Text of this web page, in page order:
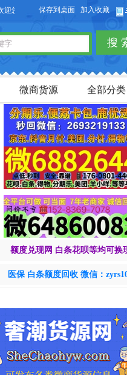
问【货品源】微商货源网站，本站可
保存到桌面 加入收藏
搜
微商货源 全部分类
额度兑现网 白条花呗等均可换
医保 白条额度回收 微信：